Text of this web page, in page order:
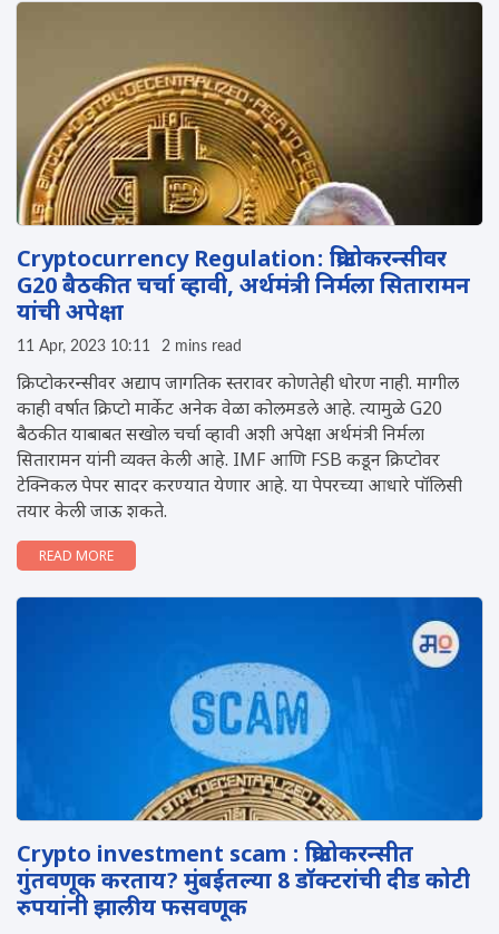
Cryptocurrency Regulation: क्रिप्टोकरन्सीवर
G20 बैठकीत चर्चा व्हावी, अर्थमंत्री निर्मला सितारामन
यांची अपेक्षा
11 Apr, 2023 10:11 2 mins read
क्रिप्टोकरन्सीवर अद्याप जागतिक स्तरावर कोणतेही धोरण नाही. मागील
काही वर्षात क्रिप्टो मार्केट अनेक वेळा कोलमडले आहे. त्यामुळे G20
बैठकीत याबाबत सखोल चर्चा व्हावी अशी अपेक्षा अर्थमंत्री निर्मला
सितारामन यांनी व्यक्त केली आहे. IMF आणि FSB कडून क्रिप्टोवर
टेक्निकल पेपर सादर करण्यात येणार आहे. या पेपरच्या आधारे पॉलिसी
तयार केली जाऊ शकते.
READ MORE
Crypto investment scam : क्रिप्टोकरन्सीत
गुंतवणूक करताय? मुंबईतल्या 8 डॉक्टरांची दीड कोटी
रुपयांनी झालीय फसवणूक